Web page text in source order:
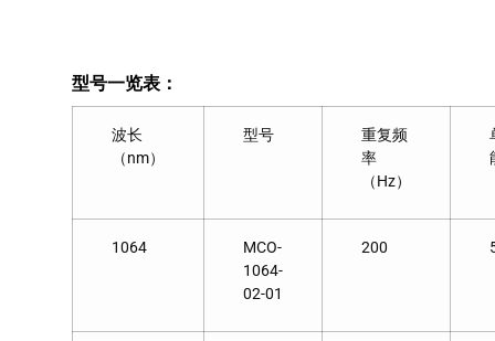
型号一览表：
波长
（nm）
型号
重复频
率
（Hz）
1064
MCO-
1064-
02-01
200